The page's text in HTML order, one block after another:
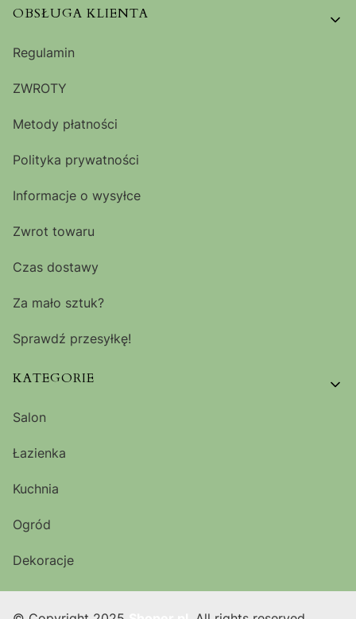
OBSŁUGA KLIENTA
Regulamin
ZWROTY
Metody płatności
Polityka prywatności
Informacje o wysyłce
Zwrot towaru
Czas dostawy
Za mało sztuk?
Sprawdź przesyłkę!
KATEGORIE
Salon
Łazienka
Kuchnia
Ogród
Dekoracje